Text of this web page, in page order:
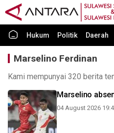
Hukum Politik Daerah
Marselino Ferdinan
Kami mempunyai 320 berita
Marselino
04 August 2026